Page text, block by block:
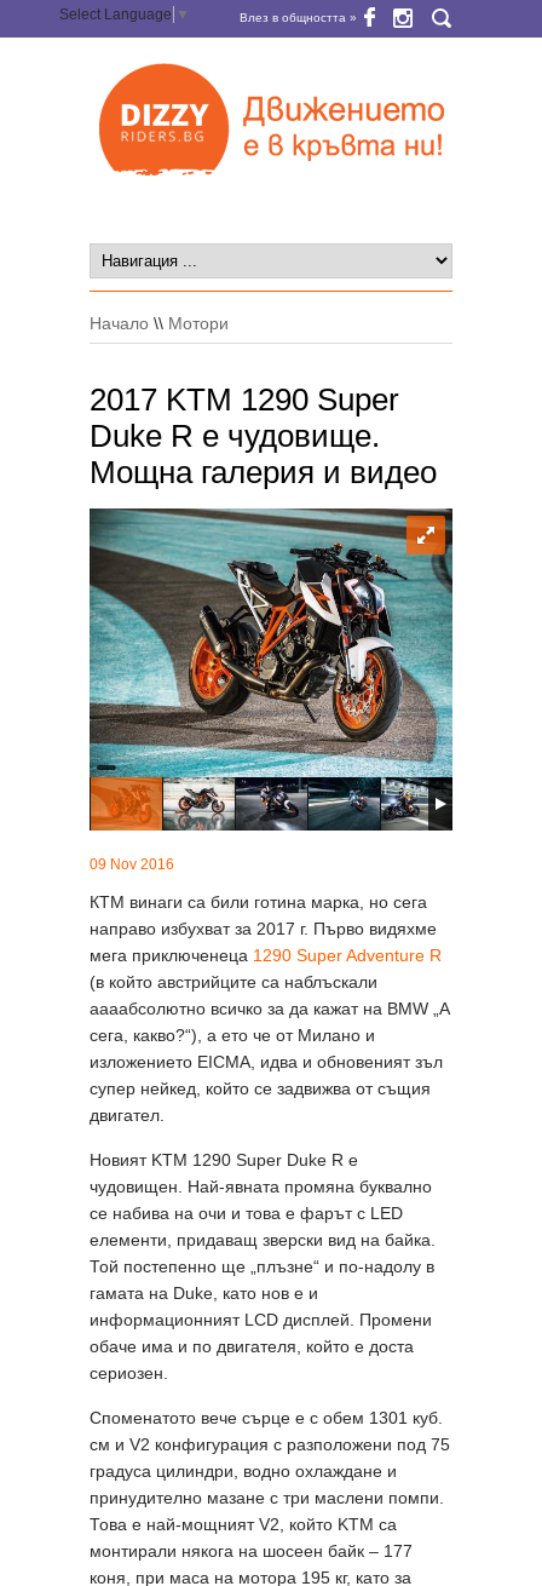
Select Language ▼ Влез в общността »
Начало \\ Мотори
2017 KTM 1290 Super
Duke R е чудовище.
Мощна галерия и видео
09 Nov 2016
КТМ винаги са били готина марка, но сега
направо избухват за 2017 г. Първо видяхме
мега приключенеца 1290 Super Adventure R
(в който австрийците са наблъскали
аааабсолютно всичко за да кажат на BMW „А
сега, какво?“), а ето че от Милано и
изложението EICMA, идва и обновеният зъл
супер нейкед, който се задвижва от същия
двигател.
Новият KTM 1290 Super Duke R е
чудовищен. Най-явната промяна буквално
се набива на очи и това е фарът с LED
елементи, придаващ зверски вид на байка.
Той постепенно ще „плъзне“ и по-надолу в
гамата на Duke, като нов е и
информационният LCD дисплей. Промени
обаче има и по двигателя, който е доста
сериозен.
Споменатото вече сърце е с обем 1301 куб.
см и V2 конфигурация с разположени под 75
градуса цилиндри, водно охлаждане и
принудително мазане с три маслени помпи.
Това е най-мощният V2, който KTM са
монтирали някога на шосеен байк – 177
коня, при маса на мотора 195 кг, като за